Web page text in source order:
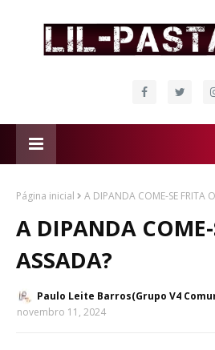
Página inicial A DIPANDA COME-SE FRITA
A DIPANDA
ASSADA?
Paulo Leite Barros(Grupo V4
novembro 11, 2024